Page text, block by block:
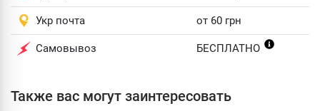
Укр почта от 60 грн
Самовывоз БЕСПЛАТНО
Также вас могут заинтересовать